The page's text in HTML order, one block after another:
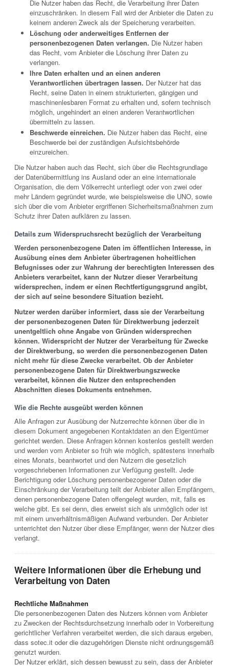
Die Nutzer haben das Recht, die Verarbeitung ihrer Daten
einzuschränken. In diesem Fall wird der Anbieter die Daten zu
keinem anderen Zweck als der Speicherung verarbeiten.
Löschung oder anderweitiges Entfernen der
personenbezogenen Daten verlangen. Die Nutzer haben
das Recht, vom Anbieter die Löschung ihrer Daten zu
verlangen.
Ihre Daten erhalten und an einen anderen
Verantwortlichen übertragen lassen. Der Nutzer hat das
Recht, seine Daten in einem strukturierten, gängigen und
maschinenlesbaren Format zu erhalten und, sofern technisch
möglich, ungehindert an einen anderen Verantwortlichen
übermitteln zu lassen.
Beschwerde einreichen. Die Nutzer haben das Recht, eine
Beschwerde bei der zuständigen Aufsichtsbehörde
einzureichen.
Die Nutzer haben auch das Recht, sich über die Rechtsgrundlage
der Datenübermittlung ins Ausland oder an eine internationale
Organisation, die dem Völkerrecht unterliegt oder von zwei oder
mehr Ländern gegründet wurde, wie beispielsweise die UNO, sowie
sich über die vom Anbieter ergriffenen Sicherheitsmaßnahmen zum
Schutz ihrer Daten aufklären zu lassen.
Details zum Widerspruchsrecht bezüglich der Verarbeitung
Werden personenbezogene Daten im öffentlichen Interesse, in
Ausübung eines dem Anbieter übertragenen hoheitlichen
Befugnisses oder zur Wahrung der berechtigten Interessen des
Anbieters verarbeitet, kann der Nutzer dieser Verarbeitung
widersprechen, indem er einen Rechtfertigungsgrund angibt,
der sich auf seine besondere Situation bezieht.
Nutzer werden darüber informiert, dass sie der Verarbeitung
der personenbezogenen Daten für Direktwerbung jederzeit
unentgeltlich ohne Angabe von Gründen widersprechen
können. Widerspricht der Nutzer der Verarbeitung für Zwecke
der Direktwerbung, so werden die personenbezogenen Daten
nicht mehr für diese Zwecke verarbeitet. Ob der Anbieter
personenbezogene Daten für Direktwerbungszwecke
verarbeitet, können die Nutzer den entsprechenden
Abschnitten dieses Dokuments entnehmen.
Wie die Rechte ausgeübt werden können
Alle Anfragen zur Ausübung der Nutzerrechte können über die in
diesem Dokument angegebenen Kontaktdaten an den Eigentümer
gerichtet werden. Diese Anfragen können kostenlos gestellt werden
und werden vom Anbieter so früh wie möglich, spätestens innerhalb
eines Monats, beantwortet und den Nutzern die gesetzlich
vorgeschriebenen Informationen zur Verfügung gestellt. Jede
Berichtigung oder Löschung personenbezogener Daten oder die
Einschränkung der Verarbeitung teilt der Anbieter allen Empfängern,
denen personenbezogene Daten offengelegt wurden, mit, falls es
welche gibt. Es sei denn, dies erweist sich als unmöglich oder ist
mit einem unverhältnismäßigen Aufwand verbunden. Der Anbieter
unterrichtet den Nutzer über diese Empfänger, wenn der Nutzer dies
verlangt.
Weitere Informationen über die Erhebung und
Verarbeitung von Daten
Rechtliche Maßnahmen
Die personenbezogenen Daten des Nutzers können vom Anbieter
zu Zwecken der Rechtsdurchsetzung innerhalb oder in Vorbereitung
gerichtlicher Verfahren verarbeitet werden, die sich daraus ergeben,
dass sotec.it oder die dazugehörigen Dienste nicht ordnungsgemäß
genutzt wurden.
Der Nutzer erklärt, sich dessen bewusst zu sein, dass der Anbieter